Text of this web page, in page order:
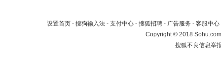
设置首页 - 搜狗输入法 - 支付中心 - 搜狐招聘 - 广告服务 - 客服中心
Copyright©2018
搜狐不良信息举